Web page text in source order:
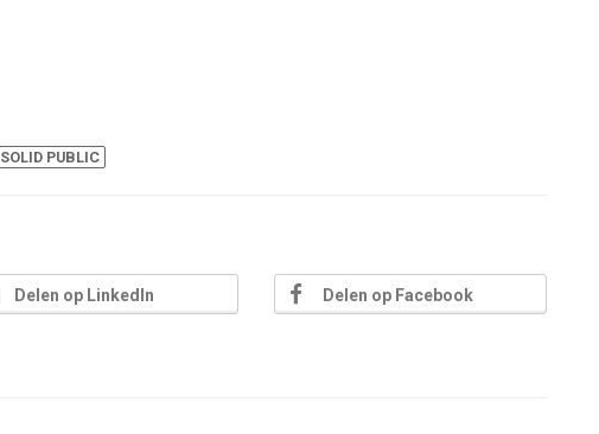
SOLID PUBLIC
Delen op LinkedIn Delen op Facebook